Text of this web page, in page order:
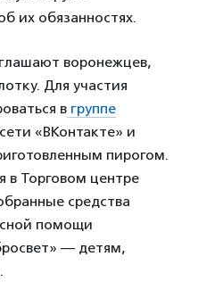
их обязанностях.
воронежцев,
Для участия
в группе
«ВКонтакте» и
пирогом.
в Торговом центре
средства
помощи
— детям,